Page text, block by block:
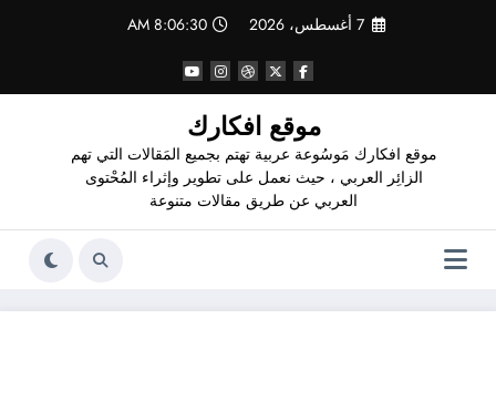
7 أغسطس، 2026 8:06:31 AM
موقع افكارك
موقع افكارك مَوسُوعة عربية تهتم بجميع المَقالات التي تهم
الزائِر العربي ، حيث نعمل على تطوير وإثراء المُحْتوى
العربي عن طريق مقالات متنوعة